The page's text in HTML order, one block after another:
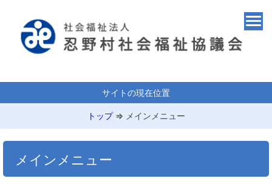
サイトの現在位置
トップ⇒ メインメニュー
メインメニュー